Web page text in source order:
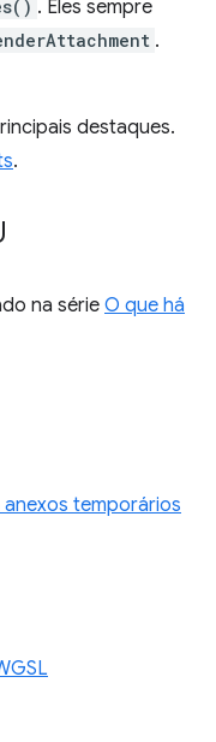
. Eles sempre
.
destaques.
.
na série O que há
temporários